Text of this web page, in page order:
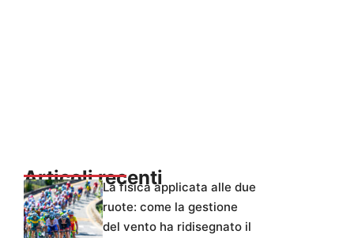
Articoli recentiLa fisica applicata alle due
ruote: come la gestione
del vento ha ridisegnato il